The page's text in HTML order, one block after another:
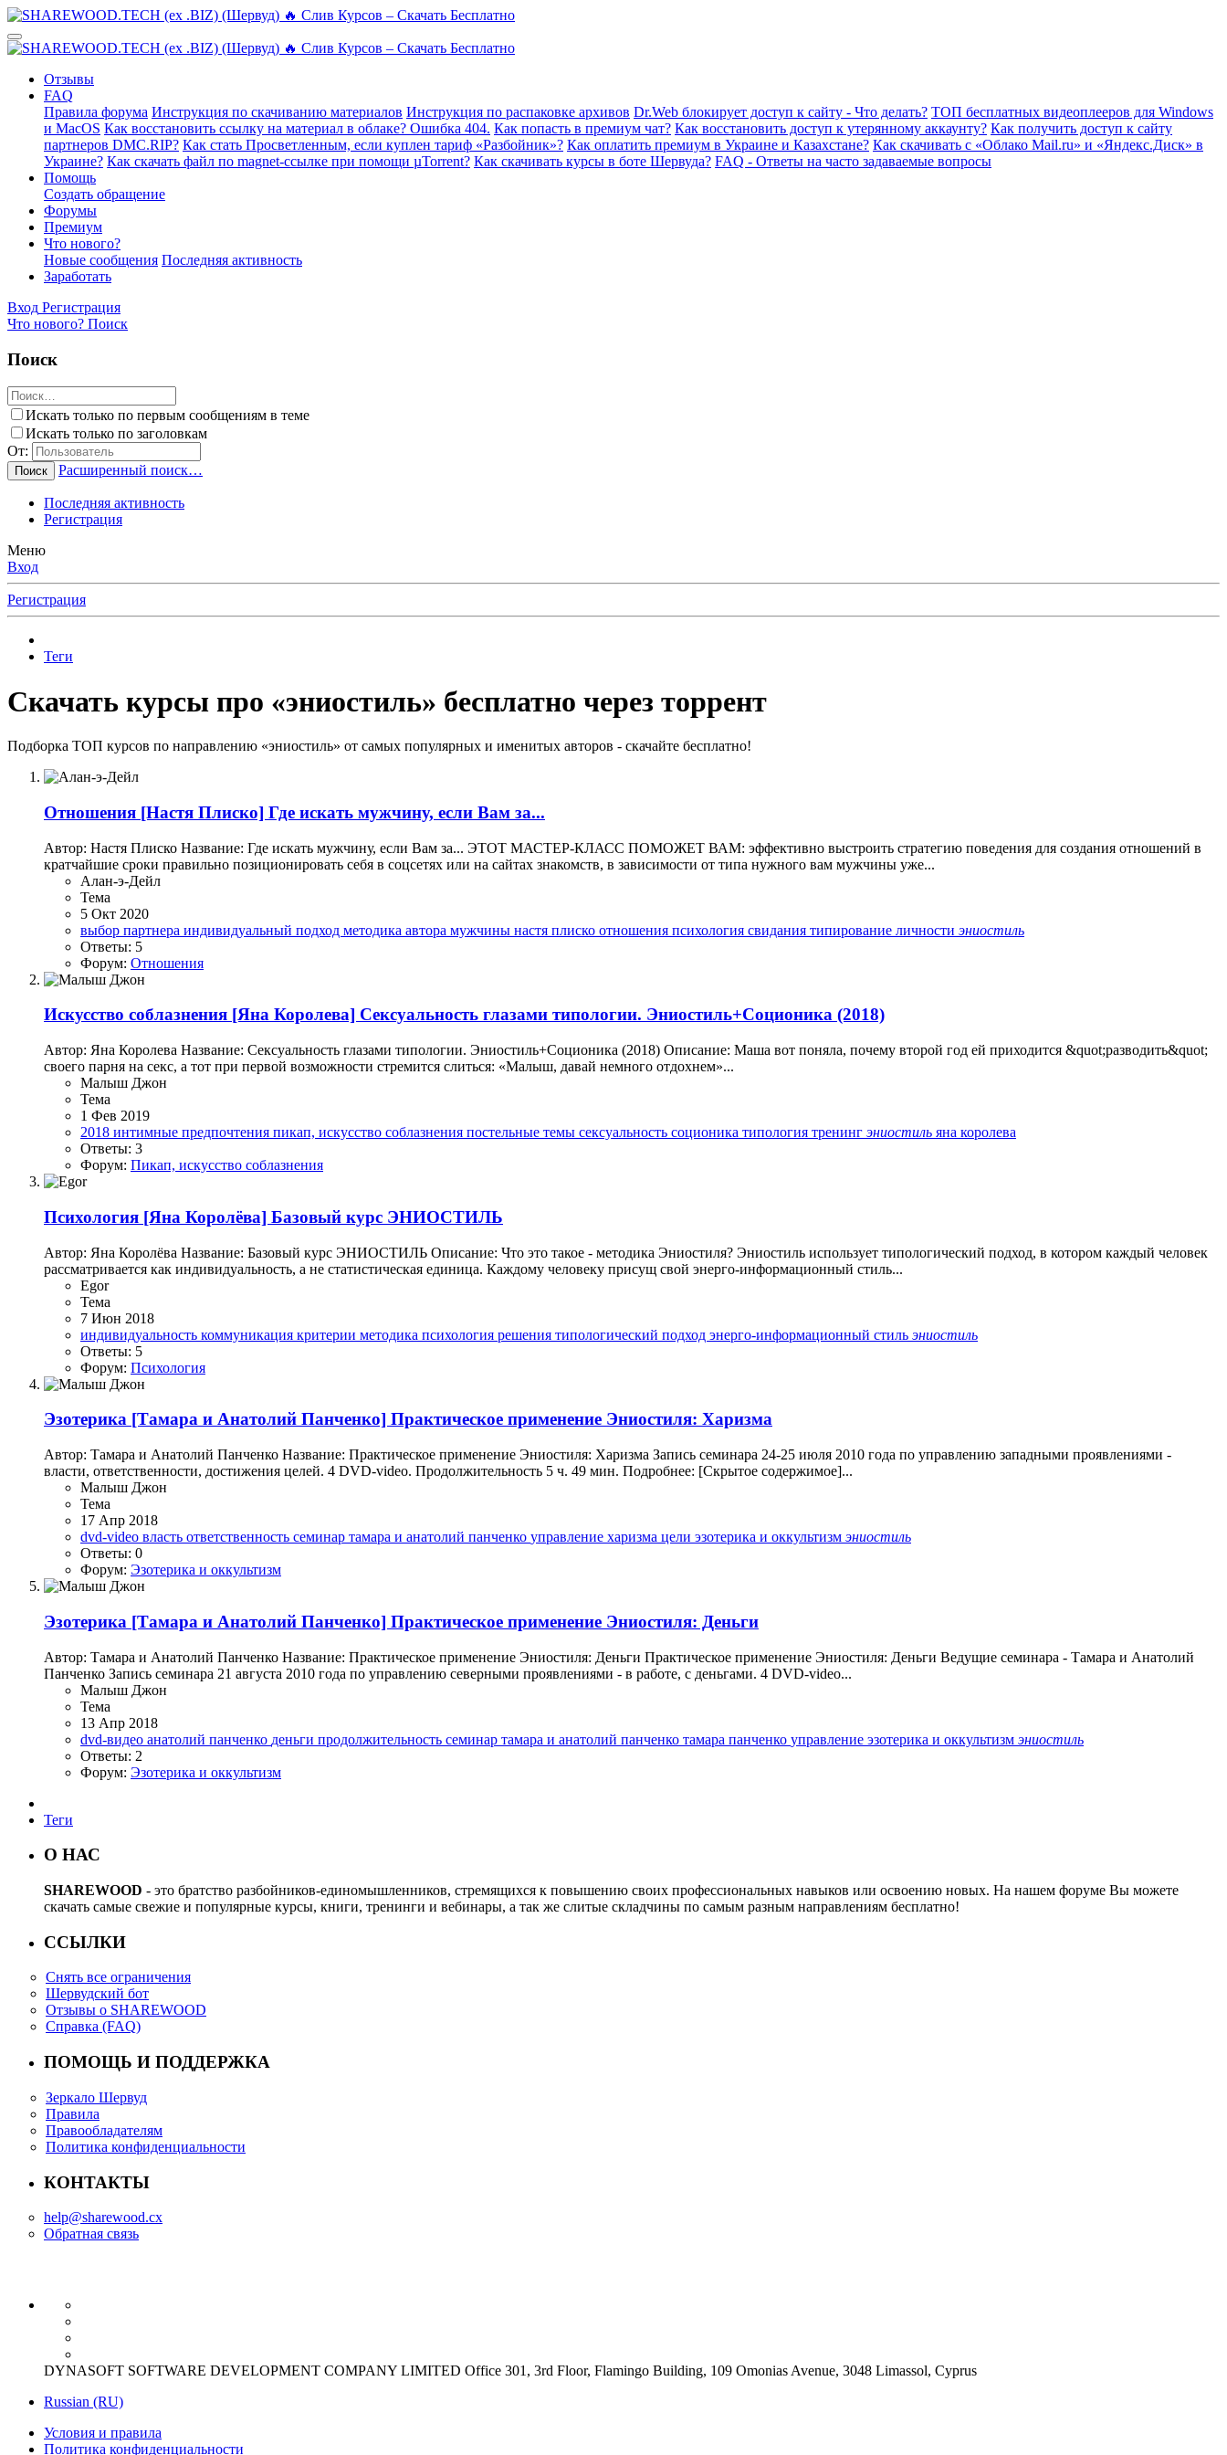
Отзывы
FAQ
Правила форума Инструкция по скачиванию материалов Инструкция по распаковке архивов Dr.Web блокирует доступ к сайту - Что делать? ТОП бесплатных видеоплееров для Windows
и MacOS Как восстановить ссылку на материал в облаке? Ошибка 404. Как попасть в премиум чат? Как восстановить доступ к утерянному аккаунту? Как получить доступ к сайту
партнеров DMC.RIP? Как стать Просветленным, если куплен тариф «Разбойник»? Как оплатить премиум в Украине и Казахстане? Как скачивать с «Облако Mail.ru» и «Яндекс.Диск» в
Украине? Как скачать файл по magnet-ссылке при помощи µTorrent? Как скачивать курсы в боте Шервуда? FAQ - Ответы на часто задаваемые вопросы
Помощь
Создать обращение
Форумы
Премиум
Что нового?
Новые сообщения Последняя активность
Заработать
Вход Регистрация
Что нового? Поиск
Поиск
Искать только по первым сообщениям в теме
Искать только по заголовкам
От:
Поиск Расширенный поиск…
Последняя активность
Регистрация
Меню
Вход
Регистрация
Теги
Скачать курсы про «эниостиль» бесплатно через торрент
Подборка ТОП курсов по направлению «эниостиль» от самых популярных и именитых авторов - скачайте бесплатно!
Отношения [Настя Плиско] Где искать мужчину, если Вам за...
Автор: Настя Плиско Название: Где искать мужчину, если Вам за... ЭТОТ МАСТЕР-КЛАСС ПОМОЖЕТ ВАМ: эффективно выстроить стратегию поведения для создания отношений в
кратчайшие сроки правильно позиционировать себя в соцсетях или на сайтах знакомств, в зависимости от типа нужного вам мужчины уже...
Алан-э-Дейл
Тема
5 Окт 2020
выбор партнера индивидуальный подход методика автора мужчины настя плиско отношения психология свидания типирование личности эниостиль
Ответы: 5
Форум: Отношения
Искусство соблазнения [Яна Королева] Сексуальность глазами типологии. Эниостиль+Соционика (2018)
Автор: Яна Королева Название: Сексуальность глазами типологии. Эниостиль+Соционика (2018) Описание: Маша вот поняла, почему второй год ей приходится &quot;разводить&quot;
своего парня на секс, а тот при первой возможности стремится слиться: «Малыш, давай немного отдохнем»...
Малыш Джон
Тема
1 Фев 2019
2018 интимные предпочтения пикап, искусство соблазнения постельные темы сексуальность соционика типология тренинг эниостиль яна королева
Ответы: 3
Форум: Пикап, искусство соблазнения
Психология [Яна Королёва] Базовый курс ЭНИОСТИЛЬ
Автор: Яна Королёва Название: Базовый курс ЭНИОСТИЛЬ Описание: Что это такое - методика Эниостиля? Эниостиль использует типологический подход, в котором каждый человек
рассматривается как индивидуальность, а не статистическая единица. Каждому человеку присущ свой энерго-информационный стиль...
Egor
Тема
7 Июн 2018
индивидуальность коммуникация критерии методика психология решения типологический подход энерго-информационный стиль эниостиль
Ответы: 5
Форум: Психология
Эзотерика [Тамара и Анатолий Панченко] Практическое применение Эниостиля: Харизма
Автор: Тамара и Анатолий Панченко Название: Практическое применение Эниостиля: Харизма Запись семинара 24-25 июля 2010 года по управлению западными проявлениями -
власти, ответственности, достижения целей. 4 DVD-video. Продолжительность 5 ч. 49 мин. Подробнее: [Скрытое содержимое]...
Малыш Джон
Тема
17 Апр 2018
dvd-video власть ответственность семинар тамара и анатолий панченко управление харизма цели эзотерика и оккультизм эниостиль
Ответы: 0
Форум: Эзотерика и оккультизм
Эзотерика [Тамара и Анатолий Панченко] Практическое применение Эниостиля: Деньги
Автор: Тамара и Анатолий Панченко Название: Практическое применение Эниостиля: Деньги Практическое применение Эниостиля: Деньги Ведущие семинара - Тамара и Анатолий
Панченко Запись семинара 21 августа 2010 года по управлению северными проявлениями - в работе, с деньгами. 4 DVD-video...
Малыш Джон
Тема
13 Апр 2018
dvd-видео анатолий панченко деньги продолжительность семинар тамара и анатолий панченко тамара панченко управление эзотерика и оккультизм эниостиль
Ответы: 2
Форум: Эзотерика и оккультизм
Теги
О НАС
SHAREWOOD - это братство разбойников-единомышленников, стремящихся к повышению своих профессиональных навыков или освоению новых. На нашем форуме Вы можете
скачать самые свежие и популярные курсы, книги, тренинги и вебинары, а так же слитые складчины по самым разным направлениям бесплатно!
ССЫЛКИ
Снять все ограничения
Шервудский бот
Отзывы о SHAREWOOD
Справка (FAQ)
ПОМОЩЬ И ПОДДЕРЖКА
Зеркало Шервуд
Правила
Правообладателям
Политика конфиденциальности
КОНТАКТЫ
help@sharewood.cx
Обратная связь
DYNASOFT SOFTWARE DEVELOPMENT COMPANY LIMITED Office 301, 3rd Floor, Flamingo Building, 109 Omonias Avenue, 3048 Limassol, Cyprus
Russian (RU)
Условия и правила
Политика конфиденциальности